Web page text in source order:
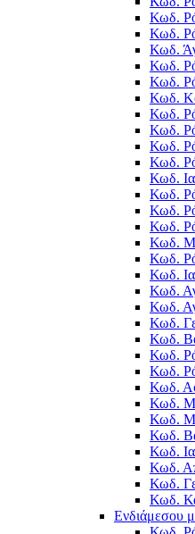
Κωδ.
Κωδ.
Κωδ.
Κωδ.
Κωδ.
Κωδ.
Κωδ.
Κωδ.
Κωδ.
Κωδ.
Κωδ.
Κωδ.
Κωδ.
Κωδ.
Κωδ.
Κωδ.
Κωδ.
Κωδ.
Κωδ.
Κωδ.
Κωδ.
Κωδ.
Κωδ.
Κωδ.
Κωδ.
Κωδ.
Κωδ.
Κωδ.
Κωδ.
Κωδ.
Κωδ.
Ενδιάμεσου